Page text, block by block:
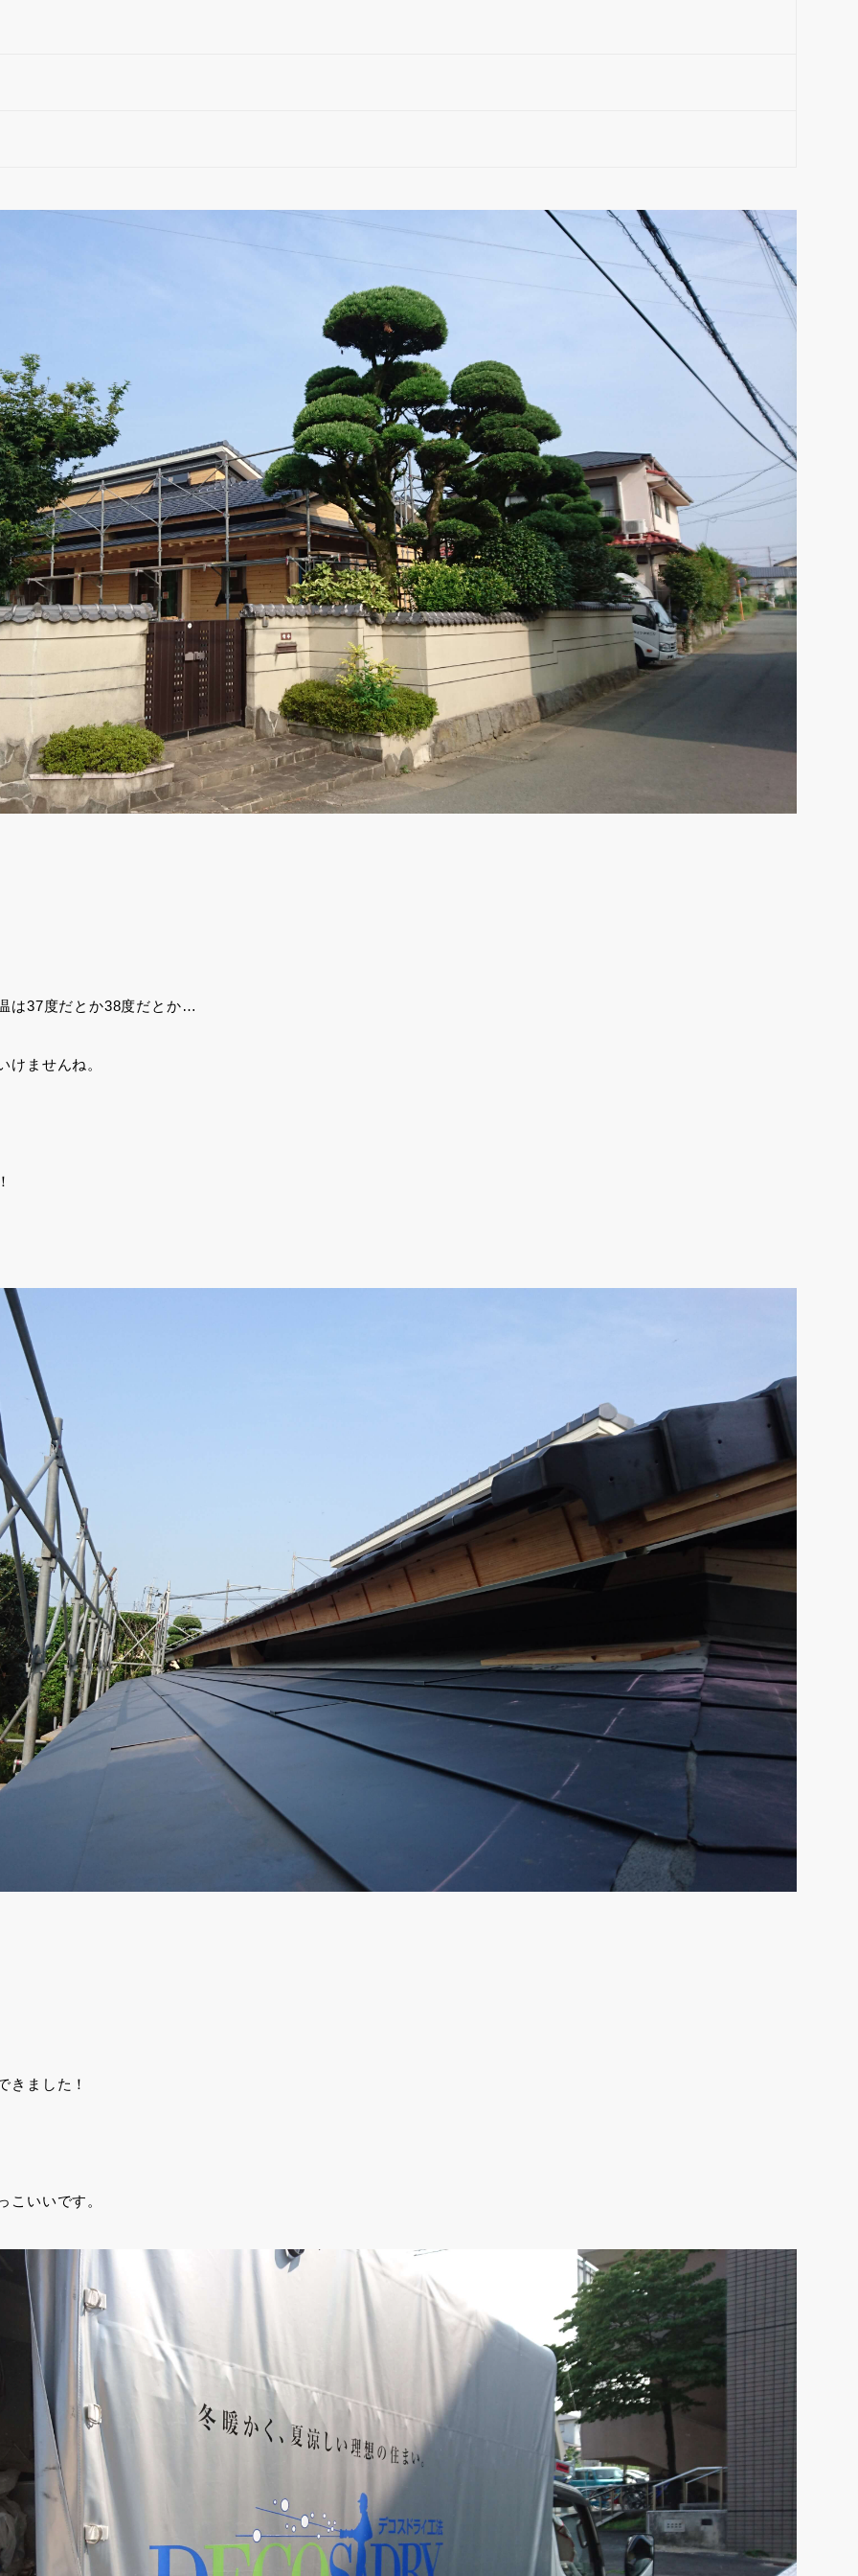
は37度だとか38度だとか…
けませんね。
きました！
こいいです。